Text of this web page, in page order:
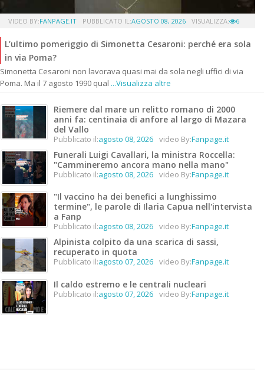
VIDEO BY:FANPAGE.IT PUBBLICATO IL:AGOSTO 08, 2026 VISUALIZZA: 6
L’ultimo pomeriggio di Simonetta Cesaroni: perché era sola
in via Poma?
Simonetta Cesaroni non lavorava quasi mai da sola negli uffici di via
Poma. Ma il 7 agosto 1990 qual ...Visualizza altre
Riemere dal mare un relitto romano di 2000
anni fa: centinaia di anfore al largo di Mazara
del Vallo
Pubblicato il:agosto 08, 2026 video By:Fanpage.it
Funerali Luigi Cavallari, la ministra Roccella:
"Cammineremo ancora mano nella mano"
Pubblicato il:agosto 08, 2026 video By:Fanpage.it
"Il vaccino ha dei benefici a lunghissimo
termine", le parole di Ilaria Capua nell'intervista
a Fanp
Pubblicato il:agosto 08, 2026 video By:Fanpage.it
Alpinista colpito da una scarica di sassi,
recuperato in quota
Pubblicato il:agosto 07, 2026 video By:Fanpage.it
Il caldo estremo e le centrali nucleari
Pubblicato il:agosto 07, 2026 video By:Fanpage.it